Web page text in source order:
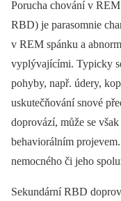
Porucha chování v
RBD) je parasomnie
v REM spánku a
vyplývajícími. Typicky
pohyby, např. údery,
uskutečňování snové
doprovází, může se
behaviorálním
nemocného či jeho
Sekundární RBD